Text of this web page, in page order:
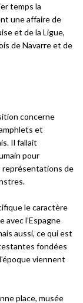
temps la
une affaire de
et de la Ligue,
de Navarre et de
concerne
et
Il fallait
pour
représentations de
le caractère
avec l’Espagne
aussi, ce qui est
fondées
viennent
place, musée